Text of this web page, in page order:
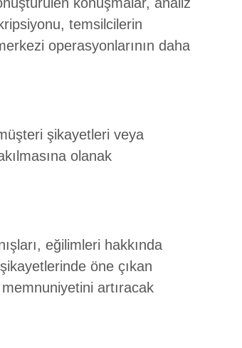
temsilcilerin
operasyonlarının daha
şikayetleri veya
olanak
eğilimleri hakkında
öne çıkan
artıracak